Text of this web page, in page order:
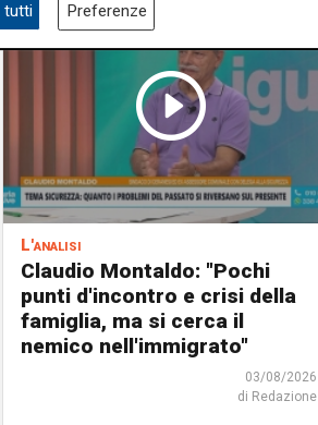
L'analisi
Claudio Montaldo: "Pochi
punti d'incontro e crisi della
famiglia, ma si cerca il
nemico nell'immigrato"
03/08/2026
di Redazione
tutti Preferenze